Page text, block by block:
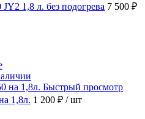
1,8 л. без подогрева 7 500 ₽
Быстрый просмотр
1,8л. 1 200 ₽ / шт